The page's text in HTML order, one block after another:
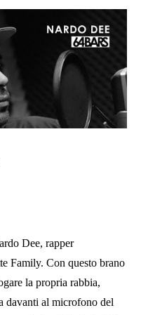
Dee, rapper
Family. Con questo brano
la propria rabbia,
davanti al microfono del